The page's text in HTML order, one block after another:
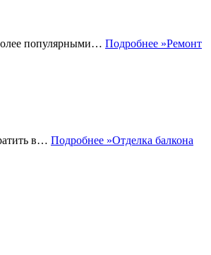
популярными… Подробнее »Ремонт
в… Подробнее »Отделка балкона